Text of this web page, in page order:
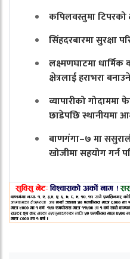
कपिलवस्तुमा
सिंहदरबारमा सुरक्षा
लक्ष्मणघाटमा
क्षेत्रलाई हराभरा
व्यापारीको गोदाममा
छाडेपछि स्थानीयमा
बाणगंगा–७ मा
खोजीमा सहयोग गर्न